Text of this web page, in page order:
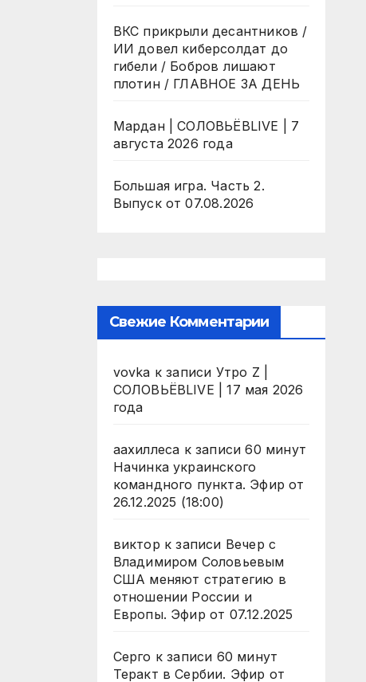
ВКС прикрыли десантников /
ИИ довел киберсолдат до
гибели / Бобров лишают
плотин / ГЛАВНОЕ ЗА ДЕНЬ
Мардан | СОЛОВЬЁВLIVE | 7
августа 2026 года
Большая игра. Часть 2.
Выпуск от 07.08.2026
Свежие Комментарии
vovka к записи Утро Z |
СОЛОВЬЁВLIVE | 17 мая 2026
года
аахиллеса к записи60 минут
Начинка украинского
командного пункта. Эфир от
26.12.2025 (18:00)
виктор к записи Вечер с
Владимиром Соловьевым
США меняют стратегию в
отношении России и
Европы. Эфир от 07.12.2025
Серго к записи 60 минут
Теракт в Сербии. Эфир от